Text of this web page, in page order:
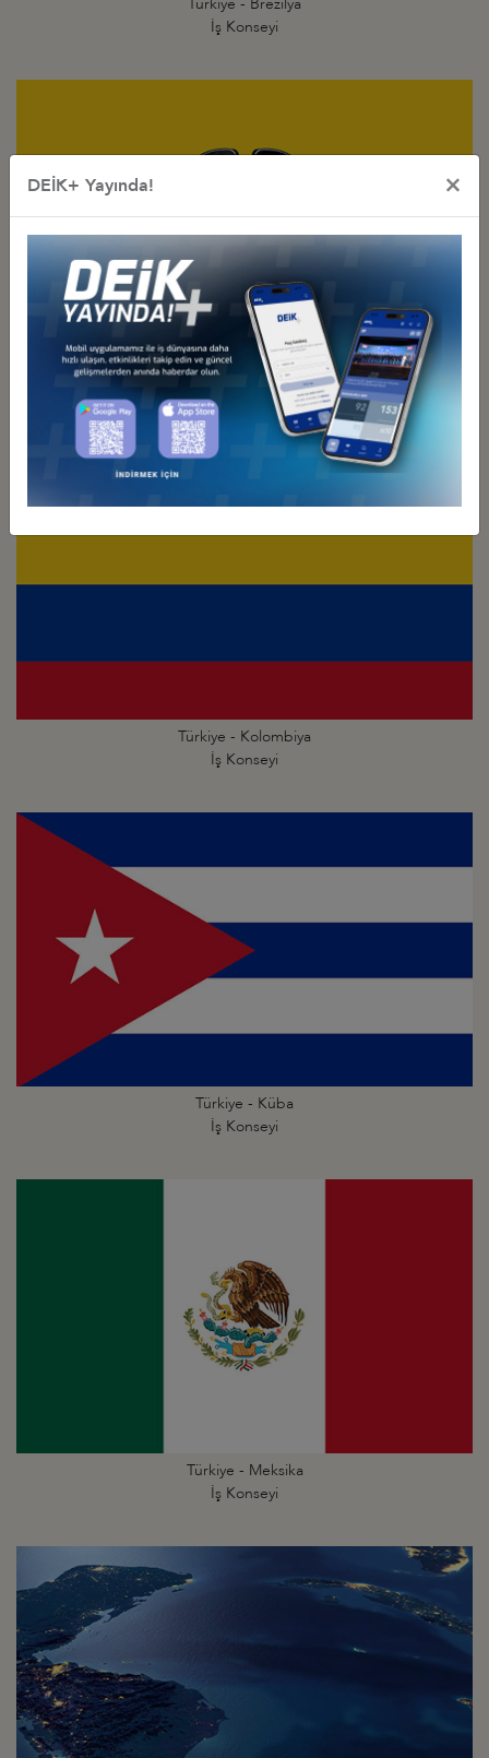
İş Konseyi
Türkiye - Ekvador
İş Konseyi
Türkiye - Kolombiya
İş Konseyi
Türkiye - Küba
İş Konseyi
Türkiye - Meksika
İş Konseyi
DEİK+ Yayında! ×